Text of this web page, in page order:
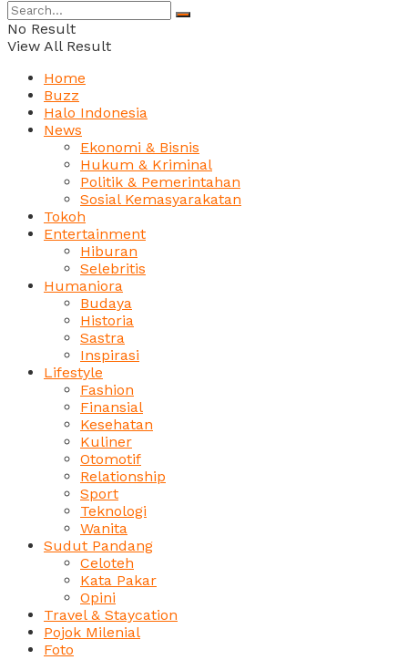
No Result
View All Result
Home
Buzz
Halo Indonesia
News
Ekonomi & Bisnis
Hukum & Kriminal
Politik & Pemerintahan
Sosial Kemasyarakatan
Tokoh
Entertainment
Hiburan
Selebritis
Humaniora
Budaya
Historia
Sastra
Inspirasi
Lifestyle
Fashion
Finansial
Kesehatan
Kuliner
Otomotif
Relationship
Sport
Teknologi
Wanita
Sudut Pandang
Celoteh
Kata Pakar
Opini
Travel & Staycation
Pojok Milenial
Foto